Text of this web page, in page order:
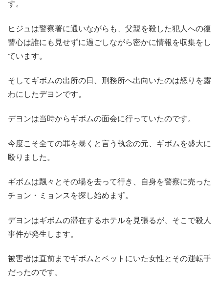
す。
ヒジュは警察署に通いながらも、父親を殺した犯人への復
讐心は誰にも見せずに過ごしながら密かに情報を収集をし
ています。
そしてギボムの出所の日、刑務所へ出向いたのは怒りを露
わにしたデヨンです。
デヨンは当時からギボムの面会に行っていたのです。
今度こそ全ての罪を暴くと言う執念の元、ギボムを盛大に
殴りました。
ギボムは飄々とその場を去って行き、自身を警察に売った
チョン・ミョンスを探し始めまず。
デヨンはギボムの滞在するホテルを見張るが、そこで殺人
事件が発生します。
被害者は直前までギボムとベットにいた女性とその運転手
だったのです。